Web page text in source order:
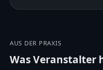
AUS DER PRAXIS
Was Veranstalter